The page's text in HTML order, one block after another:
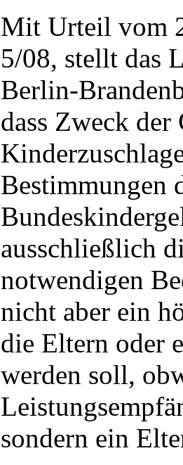
Mit Urteil vom
5/08, stellt das
Berlin-
dass Zweck der
Bestimmungen
ausschließlich
notwendigen
nicht aber ein
die Eltern oder
werden soll,
sondern ein